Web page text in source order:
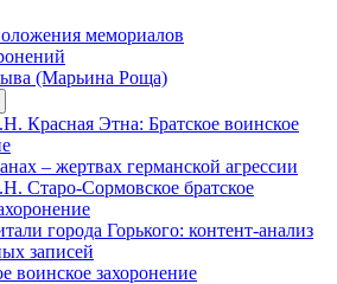
мемориалов
(Марьина Роща)
Красная Этна: Братское воинское
– жертвах германской агрессии
Старо-Сормовское братское
города Горького: контент-анализ
записей
воинское захоронение